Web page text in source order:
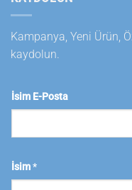
Kampanya, Yeni Ürün,
kaydolun.
İsim E-Posta
İsim*